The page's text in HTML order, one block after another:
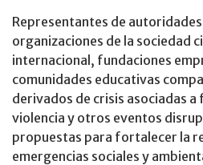
Representantes de
organizaciones de la sociedad
internacional, fundaciones
comunidades educativas
derivados de crisis asociadas
violencia y otros eventos
propuestas para fortalecer la
emergencias sociales y